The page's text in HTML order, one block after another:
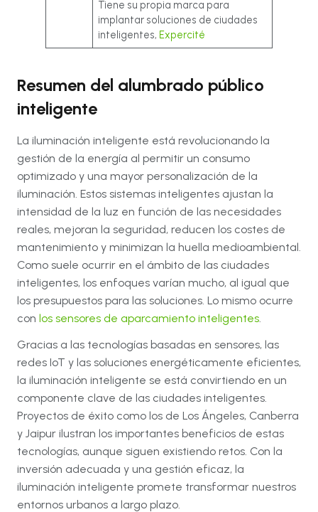
Tiene su propia marca para
implantar soluciones de ciudades
inteligentes, Expercité
Resumen del alumbrado público
inteligente
La iluminación inteligente está revolucionando la
gestión de la energía al permitir un consumo
optimizado y una mayor personalización de la
iluminación. Estos sistemas inteligentes ajustan la
intensidad de la luz en función de las necesidades
reales, mejoran la seguridad, reducen los costes de
mantenimiento y minimizan la huella medioambiental.
Como suele ocurrir en el ámbito de las ciudades
inteligentes, los enfoques varían mucho, al igual que
los presupuestos para las soluciones. Lo mismo ocurre
con los sensores de aparcamiento inteligentes.
Gracias a las tecnologías basadas en sensores, las
redes IoT y las soluciones energéticamente eficientes,
la iluminación inteligente se está convirtiendo en un
componente clave de las ciudades inteligentes.
Proyectos de éxito como los de Los Ángeles, Canberra
y Jaipur ilustran los importantes beneficios de estas
tecnologías, aunque siguen existiendo retos. Con la
inversión adecuada y una gestión eficaz, la
iluminación inteligente promete transformar nuestros
entornos urbanos a largo plazo.